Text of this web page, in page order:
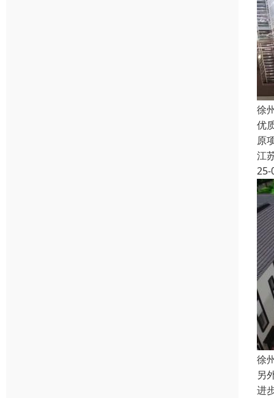
徐
优
原
江
25-
徐
另
进